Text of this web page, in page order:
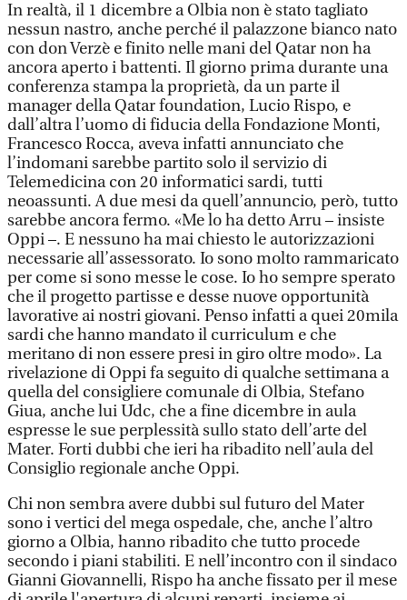
In realtà, il 1 dicembre a Olbia non è stato tagliato
nessun nastro, anche perché il palazzone bianco nato
con don Verzè e finito nelle mani del Qatar non ha
ancora aperto i battenti. Il giorno prima durante una
conferenza stampa la proprietà, da un parte il
manager della Qatar foundation, Lucio Rispo, e
dall’altra l’uomo di fiducia della Fondazione Monti,
Francesco Rocca, aveva infatti annunciato che
l’indomani sarebbe partito solo il servizio di
Telemedicina con 20 informatici sardi, tutti
neoassunti. A due mesi da quell’annuncio, però, tutto
sarebbe ancora fermo. «Me lo ha detto Arru – insiste
Oppi –. E nessuno ha mai chiesto le autorizzazioni
necessarie all’assessorato. Io sono molto rammaricato
per come si sono messe le cose. Io ho sempre sperato
che il progetto partisse e desse nuove opportunità
lavorative ai nostri giovani. Penso infatti a quei 20mila
sardi che hanno mandato il curriculum e che
meritano di non essere presi in giro oltre modo». La
rivelazione di Oppi fa seguito di qualche settimana a
quella del consigliere comunale di Olbia, Stefano
Giua, anche lui Udc, che a fine dicembre in aula
espresse le sue perplessità sullo stato dell’arte del
Mater. Forti dubbi che ieri ha ribadito nell’aula del
Consiglio regionale anche Oppi.
Chi non sembra avere dubbi sul futuro del Mater
sono i vertici del mega ospedale, che, anche l’altro
giorno a Olbia, hanno ribadito che tutto procede
secondo i piani stabiliti. E nell’incontro con il sindaco
Gianni Giovannelli, Rispo ha anche fissato per il mese